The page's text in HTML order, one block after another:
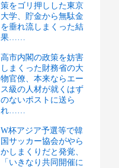
策をゴリ押しした東京
大学、貯金から無駄金
を垂れ流しまくった結
果……
高市内閣の政策を妨害
しまくった財務省の大
物官僚、本来ならエー
ス級の人材が就くはず
のないポストに送ら
れ……
W杯アジア予選等で韓
国サッカー協会がやら
かしまくりだと発覚、
「いきなり共同開催に